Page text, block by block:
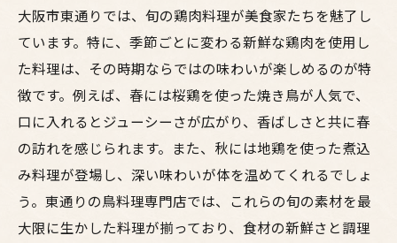
大阪市東通りでは、旬の鶏肉料理が美食家たちを魅了し
ています。特に、季節ごとに変わる新鮮な鶏肉を使用し
た料理は、その時期ならではの味わいが楽しめるのが特
徴です。例えば、春には桜鶏を使った焼き鳥が人気で、
口に入れるとジューシーさが広がり、香ばしさと共に春
の訪れを感じられます。また、秋には地鶏を使った煮込
み料理が登場し、深い味わいが体を温めてくれるでしょ
う。東通りの鳥料理専門店では、これらの旬の素材を最
大限に生かした料理が揃っており、食材の新鮮さと調理